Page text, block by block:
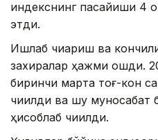
индекснинг пасайиши 4
этди.
Ишлаб чиқариш ва
захиралар ҳажми ошди.
биринчи марта тоғ-кон
чиқилди ва шу муносабат
ҳисоблаб чиқилди.